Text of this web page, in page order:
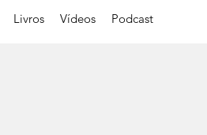
Livros Vídeos Podcast